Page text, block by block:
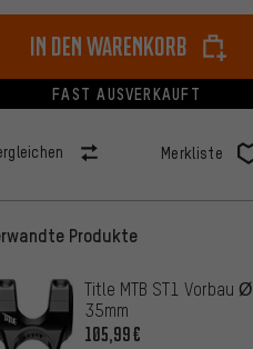
In den Warenkorb
FAST AUSVERKAUFT
Merkliste
Produkte
Title MTB ST1 Vorbau Ø
35mm
105,99€